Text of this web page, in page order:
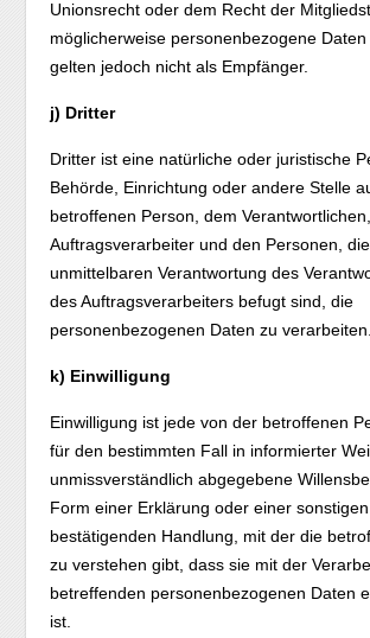
Unionsrecht oder dem Recht der
möglicherweise personenbezogene Daten
gelten jedoch nicht als Empfänger.
j) Dritter
Dritter ist eine natürliche oder juristische
Behörde, Einrichtung oder andere Stelle
betroffenen Person, dem
Auftragsverarbeiter und den Personen,
unmittelbaren Verantwortung des
des Auftragsverarbeiters befugt sind, die
personenbezogenen Daten zu verarbeiten.
k) Einwilligung
Einwilligung ist jede von der betroffenen
für den bestimmten Fall in informierter
unmissverständlich abgegebene
Form einer Erklärung oder einer
bestätigenden Handlung, mit der die
zu verstehen gibt, dass sie mit der
betreffenden personenbezogenen Daten
ist.